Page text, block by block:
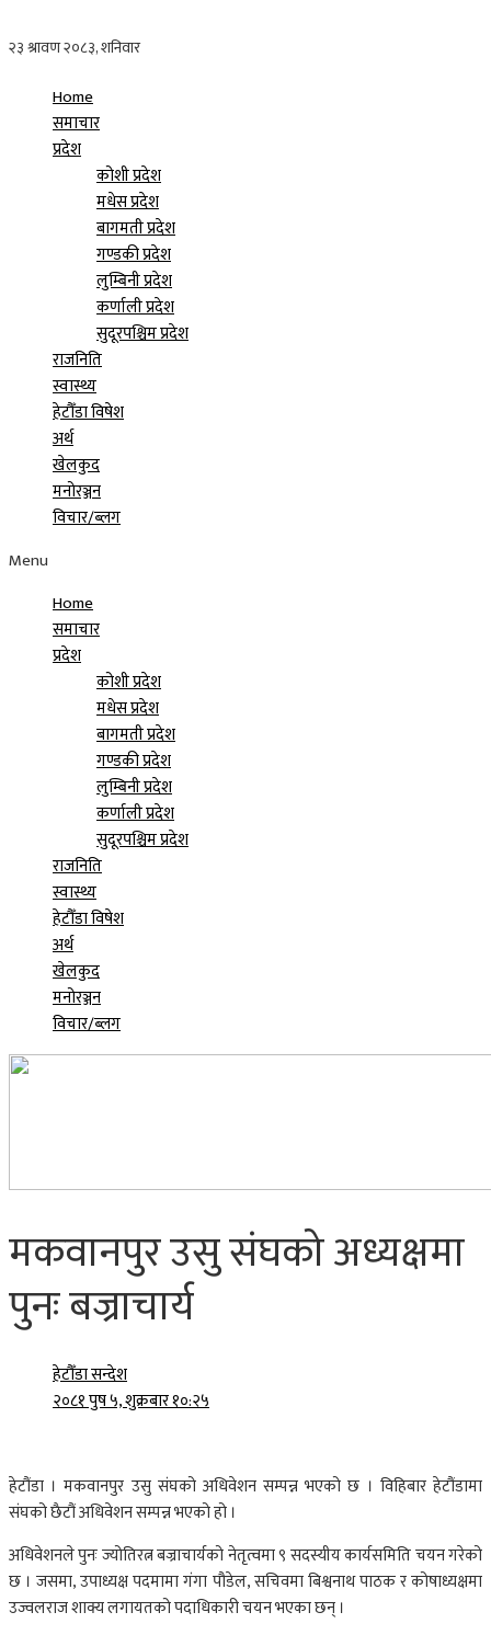
Home
समाचार
प्रदेश
कोशी प्रदेश
मधेस प्रदेश
बागमती प्रदेश
गण्डकी प्रदेश
लुम्बिनी प्रदेश
कर्णाली प्रदेश
सुदूरपश्चिम प्रदेश
राजनिति
स्वास्थ्य
हेटौँडा विषेश
अर्थ
खेलकुद
मनोरञ्जन
विचार/ब्लग
Menu
Home
समाचार
प्रदेश
कोशी प्रदेश
मधेस प्रदेश
बागमती प्रदेश
गण्डकी प्रदेश
लुम्बिनी प्रदेश
कर्णाली प्रदेश
सुदूरपश्चिम प्रदेश
राजनिति
स्वास्थ्य
हेटौँडा विषेश
अर्थ
खेलकुद
मनोरञ्जन
विचार/ब्लग
मकवानपुर उसु संघको अध्यक्षमा
पुनः बज्राचार्य
हेटौँडा सन्देश
२०८१ पुष ५, शुक्रबार १०:२५
हेटौंडा । मकवानपुर उसु संघको अधिवेशन सम्पन्न भएको छ । विहिबार हेटौंडामा
संघको छैटौं अधिवेशन सम्पन्न भएको हो ।
अधिवेशनले पुनः ज्योतिरत्न बज्राचार्यको नेतृत्वमा ९ सदस्यीय कार्यसमिति चयन गरेको
छ । जसमा, उपाध्यक्ष पदमामा गंगा पौडेल, सचिवमा बिश्वनाथ पाठक र कोषाध्यक्षमा
उज्वलराज शाक्य लगायतको पदाधिकारी चयन भएका छन् ।